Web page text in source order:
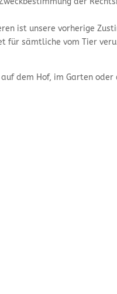
ist unsere vorherige
für sämtliche vom Tier
dem Hof, im Garten oder